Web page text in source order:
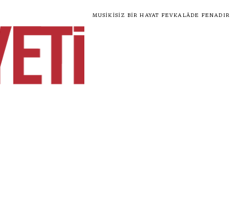
Musikisiz bir hayat fevkalâde fenadır